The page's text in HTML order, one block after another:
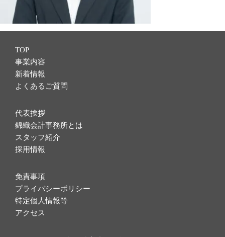
TOP
事業内容
新着情報
よくあるご質問
代表挨拶
錦織会計事務所とは
スタッフ紹介
採用情報
免責事項
プライバシーポリシー
特定個人情報等
アクセス